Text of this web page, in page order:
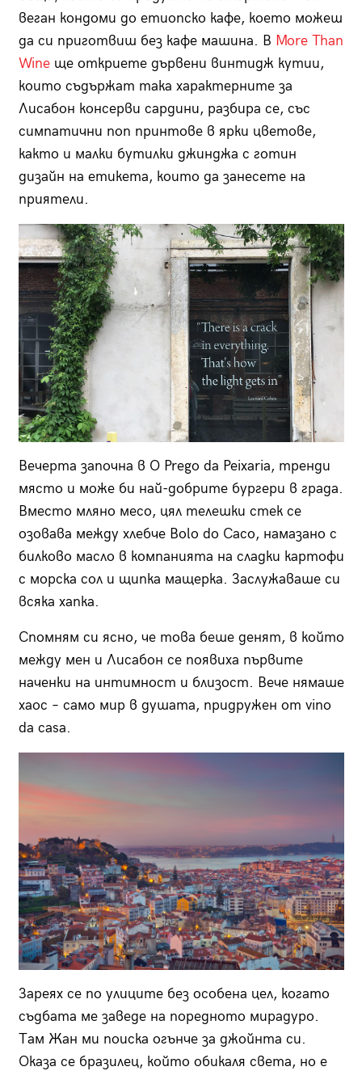
веган кондоми до етиопско кафе, което можеш
да си приготвиш без кафе машина. В More Than
Wine ще откриете дървени винтидж кутии,
които съдържат така характерните за
Лисабон консерви сардини, разбира се, със
симпатични поп принтове в ярки цветове,
както и малки бутилки джинджа с готин
дизайн на етикета, които да занесете на
приятели.
Вечерта започна в O Prego da Peixaria, тренди
място и може би най-добрите бургери в града.
Вместо мляно месо, цял телешки стек се
озовава между хлебче Bolo do Caco, намазано с
билково масло в компанията на сладки картофи
с морска сол и щипка мащерка. Заслужаваше си
всяка хапка.
Спомням си ясно, че това беше денят, в който
между мен и Лисабон се появиха първите
наченки на интимност и близост. Вече нямаше
хаос – само мир в душата, придружен от vino
da casa.
Зареях се по улиците без особена цел, когато
съдбата ме заведе на поредното мирадуро.
Там Жан ми поиска огънче за джойнта си.
Оказа се бразилец, който обикаля света, но е